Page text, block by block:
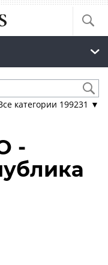
категории 199231 ▼
-